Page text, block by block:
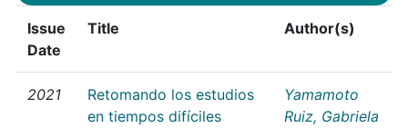
Issue
Date
Title Author(s)
2021
Retomando los estudios
en tiempos difíciles
Yamamoto
Ruiz, Gabriela